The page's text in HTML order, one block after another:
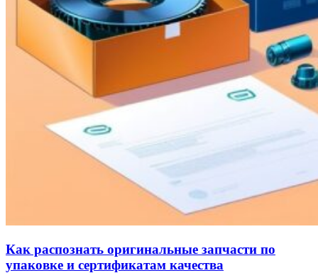
Как распознать оригинальные запчасти по
упаковке и сертификатам качества